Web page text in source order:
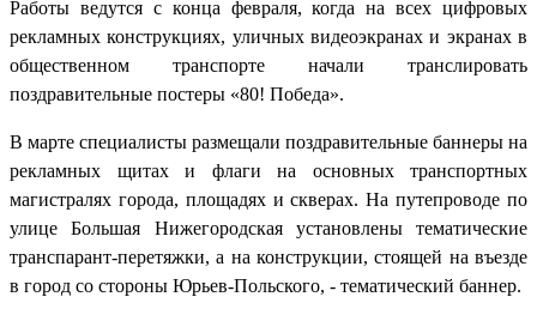
Работы ведутся с конца февраля, когда на всех цифровых
рекламных конструкциях, уличных видеоэкранах и экранах в
общественном транспорте начали транслировать
поздравительные постеры «80! Победа».
В марте специалисты размещали поздравительные баннеры на
рекламных щитах и флаги на основных транспортных
магистралях города, площадях и скверах. На путепроводе по
улице Большая Нижегородская установлены тематические
транспарант-перетяжки, а на конструкции, стоящей на въезде
в город со стороны Юрьев-Польского, - тематический баннер.